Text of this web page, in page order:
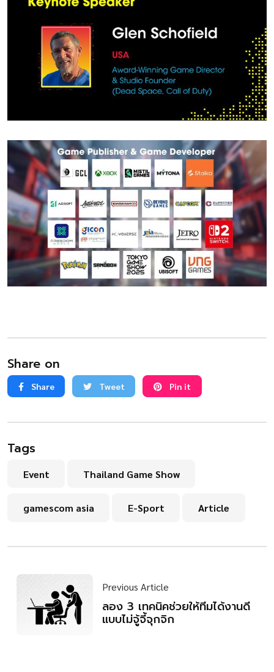
Share on
Share Tweet Pin it
Tags
Event Thailand Game Show
gamescom asia E-Sport Article
Previous Article
ลอง 3 เทคนิคช่วยให้ทีมได้งานดี
แบบไม่จู้จี้จุกจิก